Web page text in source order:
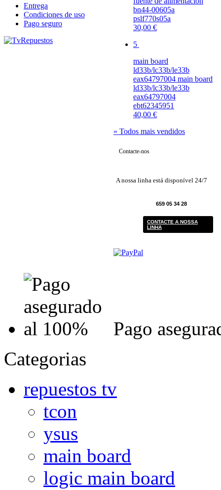
Entrega
Condiciones de uso
Pago seguro
bn44-00605a
pslf770s05a
30,00 €
5
main board
ld33b/lc33b/le33b
eax64797004 main board
ld33b/lc33b/le33b
eax64797004
ebt62345951
40,00 €
» Todos mais vendidos
Contacte-nos
A nossa linha está disponível 24/7
659 05 34 28
CONTACTE A NOSSA
LINHA
Pago
Categorias
repuestos tv
tcon
ysus
main board
logic main board